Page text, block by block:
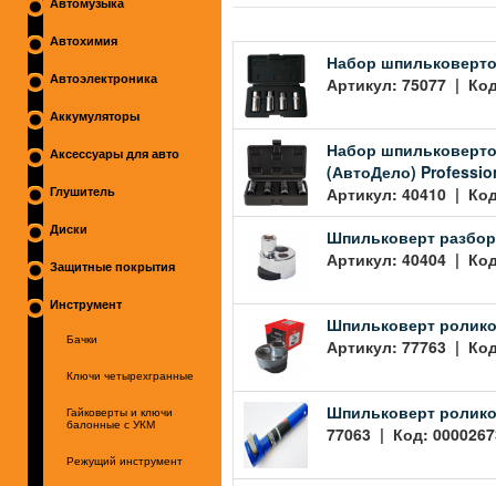
Автомузыка
Автохимия
Автоэлектроника
Аккумуляторы
Аксессуары для авто
Глушитель
Диски
Защитные покрытия
Инструмент
Бачки
Ключи четырехгранные
Гайковерты и ключи
балонные с УКМ
Режущий инструмент
Набор
Артикул: 75077 |
Набор
(АвтоДело)
Артикул: 40410 |
Шпильковерт
Артикул: 40404 |
Шпильковерт
Артикул: 77763 |
Шпильковерт
77063 | Код: